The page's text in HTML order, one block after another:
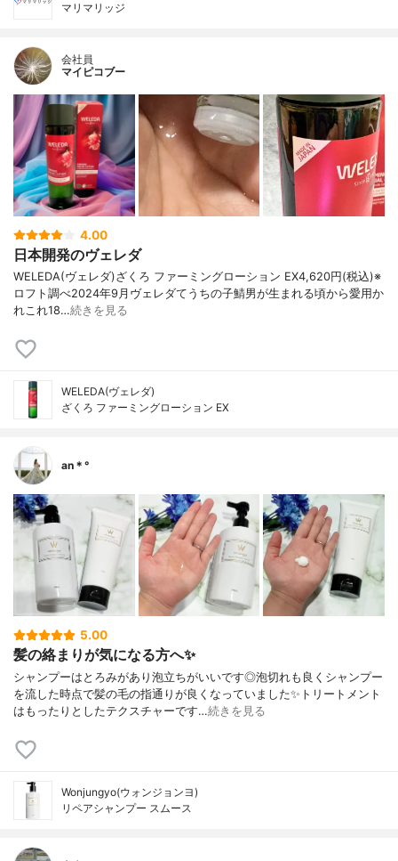
マリマリッジ
会社員
マイピコブー
4.00
日本開発のヴェレダ
WELEDA(ヴェレダ)ざくろ ファーミングローション EX4,620円(税込)※
ロフト調べ2024年9月ヴェレダてうちの子鯖男が生まれる頃から愛用か
れこれ18…続きを見る
WELEDA(ヴェレダ)
ざくろ ファーミングローション EX
an＊°
5.00
髪の絡まりが気になる方へ✨
シャンプーはとろみがあり泡立ちがいいです◎泡切れも良くシャンプー
を流した時点で髪の毛の指通りが良くなっていました✨トリートメント
はもったりとしたテクスチャーです…続きを見る
Wonjungyo(ウォンジョンヨ)
リペアシャンプー スムース